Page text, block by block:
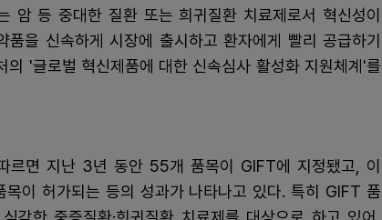
암 등 중대한 질환 또는 희귀질환 치료제로서 혁신성이
품을 신속하게 시장에 출시하고 환자에게 빨리 공급하기
의 '글로벌 혁신제품에 대한 신속심사 활성화 지원체계'를
르면 지난 3년 동안 55개 품목이 GIFT에 지정됐고, 이
이 허가되는 등의 성과가 나타나고 있다. 특히 GIFT 품